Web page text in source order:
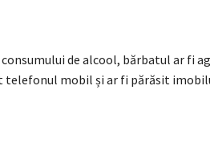
de alcool, bărbatul ar fi
mobil și ar fi părăsit